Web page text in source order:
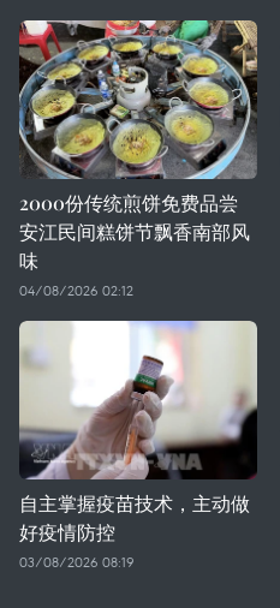
2000份传统煎饼免费品尝
安江民间糕饼节飘香南部风
味
04/08/2026 02:12
自主掌握疫苗技术，主动做
好疫情防控
03/08/2026 08:19